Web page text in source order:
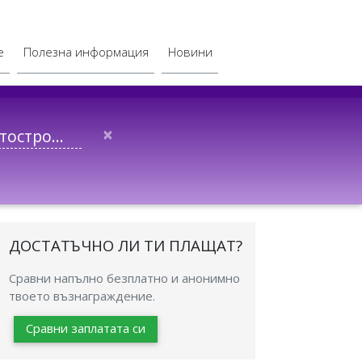
Полезна информация Новини
×
ДОСТАТЪЧНО ЛИ ТИ ПЛАЩАТ?
Сравни напълно безплатно и анонимно
твоето възнаграждение.
Сравни заплатата си